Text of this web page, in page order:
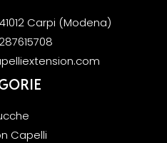
Carpi (Modena)
Capelli